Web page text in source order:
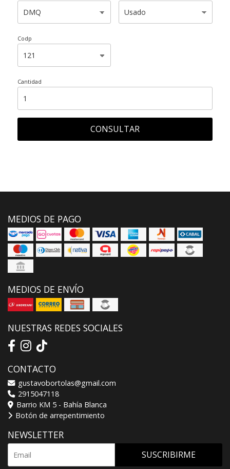
Codp
Cantidad
CONSULTAR
MEDIOS DE PAGO
MEDIOS DE ENVÍO
NUESTRAS REDES SOCIALES
CONTACTO
gustavobortolas@gmail.com
2915047118
Barrio KM 5 - Bahía Blanca
Botón de arrepentimiento
NEWSLETTER
SUSCRIBIRME